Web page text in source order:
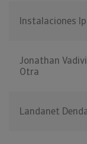
Instalaciones
Jonathan
Otra
Landanet